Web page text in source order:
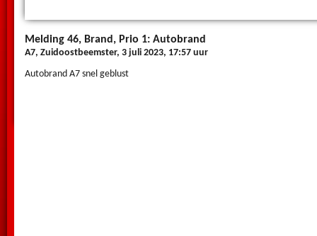
Melding 46, Brand, Prio 1: Autobrand
A7, Zuidoostbeemster, 3 juli 2023, 17:57 uur
Autobrand A7 snel geblust